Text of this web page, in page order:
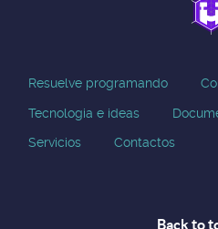
Resuelve programando
Tecnologia e ideas
Servicios Contactos
Back to